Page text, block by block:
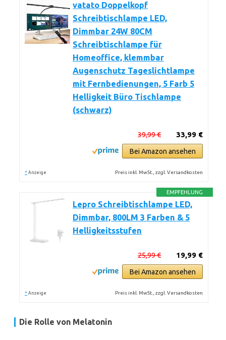
vatato Doppelkopf
Schreibtischlampe LED,
Dimmbar 24W 80CM
Schreibtischlampe für
Homeoffice, klemmbar
Augenschutz Tageslichtlampe
mit Fernbedienungen, 5 Farb 5
Helligkeit Büro Tischlampe
(schwarz)
33,99 €
39,99 €
Bei Amazon ansehen
* Anzeige Preis inkl. MwSt., zzgl. Versandkosten
EMPFEHLUNG
Lepro Schreibtischlampe LED,
Dimmbar, 800LM 3 Farben & 5
Helligkeitsstufen
19,99 €
25,99 €
Bei Amazon ansehen
* Anzeige Preis inkl. MwSt., zzgl. Versandkosten
Die Rolle von Melatonin